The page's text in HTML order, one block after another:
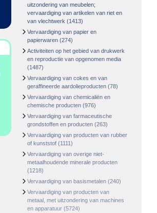
uitzondering van meubelen;
vervaardiging van artikelen van riet en
van vlechtwerk (1413)
Vervaardiging van papier en
papierwaren (274)
Activiteiten op het gebied van drukwerk
en reproductie van opgenomen media
(1487)
Vervaardiging van cokes en van
geraffineerde aardolieproducten (78)
Vervaardiging van chemicaliën en
chemische producten (976)
Vervaardiging van farmaceutische
grondstoffen en producten (263)
Vervaardiging van producten van rubber
of kunststof (1111)
Vervaardiging van overige niet-
metaalhoudende minerale producten
(1218)
Vervaardiging van basismetalen (240)
Vervaardiging van producten van
metaal, met uitzondering van machines
en apparatuur (5724)